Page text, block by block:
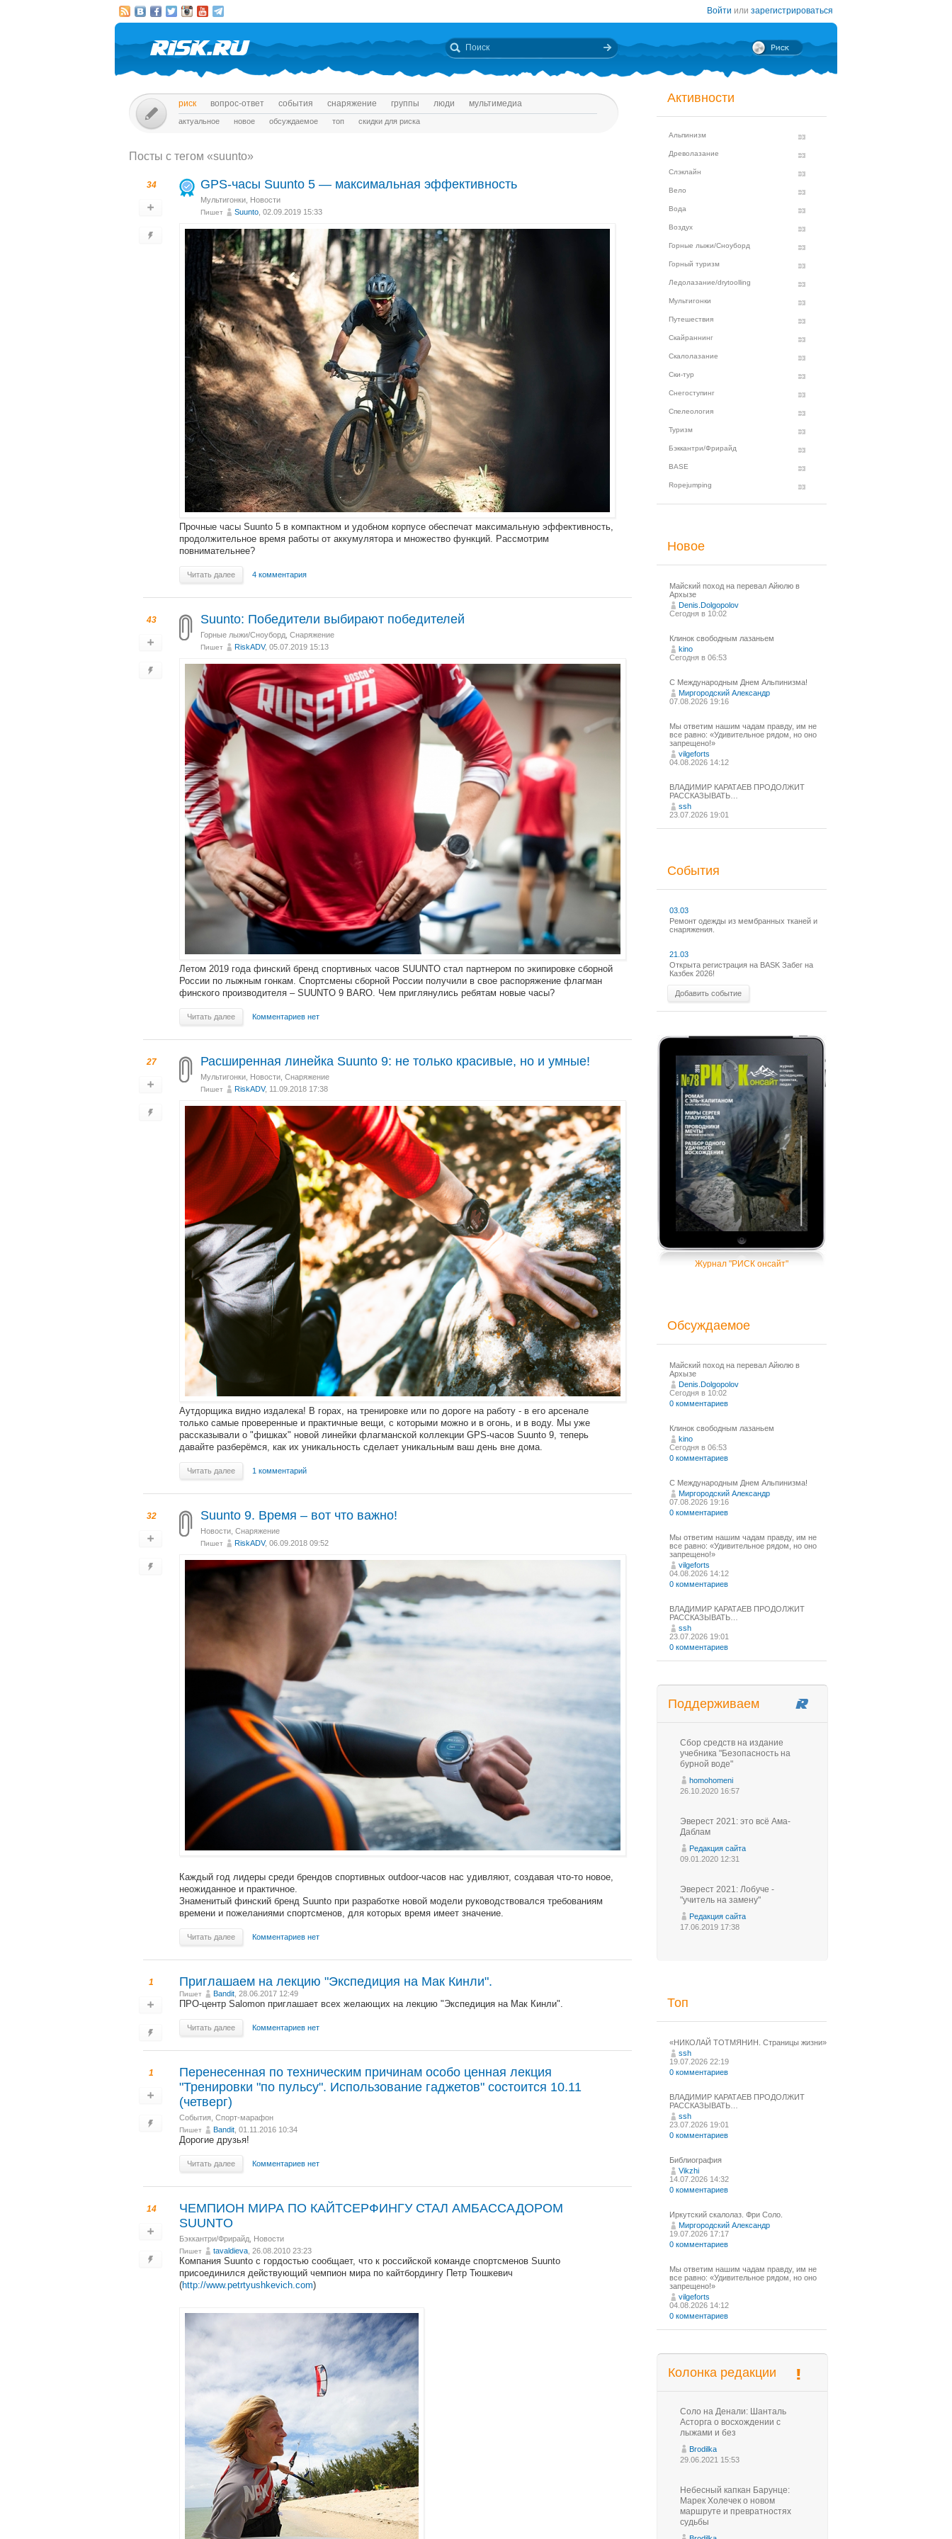
Войти или зарегистрироваться
риск вопрос-ответ события снаряжение группы люди мультимедиа
актуальное новое обсуждаемое топ скидки для риска
Посты c тегом «suunto»
34 GPS-часы Suunto 5 — максимальная эффективность
Мультигонки Новости
Пишет Suunto , 02.09.2019 15:33
Прочные часы Suunto 5 в компактном и удобном корпусе обеспечат максимальную эффективность,
продолжительное время работы от аккумулятора и множество функций. Рассмотрим
повнимательнее?
Читать далее 4 комментария
43 Suunto: Победители выбирают победителей
Горные лыжи/Сноуборд Снаряжение
Пишет RiskADV, 05.07.2019 15:13
Летом 2019 года финский бренд спортивных часов SUUNTO стал партнером по экипировке сборной
России по лыжным гонкам. Спортсмены сборной России получили в свое распоряжение флагман
финского производителя – SUUNTO 9 BARO. Чем приглянулись ребятам новые часы?
Читать далее Комментариев нет
27 Расширенная линейка Suunto 9: не только красивые, но и умные!
Мультигонки Новости Снаряжение
Пишет RiskADV, 11.09.2018 17:38
Аутдорщика видно издалека! В горах, на тренировке или по дороге на работу - в его арсенале
только самые проверенные и практичные вещи, с которыми можно и в огонь, и в воду. Мы уже
рассказывали о "фишках" новой линейки флагманской коллекции GPS-часов Suunto 9, теперь
давайте разберёмся, как их уникальность сделает уникальным ваш день вне дома.
Читать далее 1 комментарий
32 Suunto 9. Время – вот что важно!
Новости Снаряжение
Пишет RiskADV, 06.09.2018 09:52
Каждый год лидеры среди брендов спортивных outdoor-часов нас удивляют, создавая что-то новое,
неожиданное и практичное.
Знаменитый финский бренд Suunto при разработке новой модели руководствовался требованиям
времени и пожеланиями спортсменов, для которых время имеет значение.
Читать далее Комментариев нет
1 Приглашаем на лекцию "Экспедиция на Мак Кинли".
Пишет Bandit, 28.06.2017 12:49
ПРО-центр Salomon приглашает всех желающих на лекцию "Экспедиция на Мак Кинли".
Читать далее Комментариев нет
1
Перенесенная по техническим причинам особо ценная лекция
"Тренировки "по пульсу". Использование гаджетов" состоится 10.11
(четверг)
События, Спорт-марафон
Пишет Bandit, 01.11.2016 10:34
Дорогие друзья!
Читать далее Комментариев нет
14
ЧЕМПИОН МИРА ПО КАЙТСЕРФИНГУ СТАЛ АМБАССАДОРОМ
SUUNTO
Бэккантри/Фрирайд, Новости
Пишет tavaldieva, 26.08.2010 23:23
Компания Suunto с гордостью сообщает, что к российской команде спортсменов Suunto
присоединился действующий чемпион мира по кайтбордингу Петр Тюшкевич
(http://www.petrtyushkevich.com)
Активности
Альпинизм
Древолазание
Слэклайн
Вело
Вода
Воздух
Горные лыжи/Сноуборд
Горный туризм
Ледолазание/drytoolling
Мультигонки
Путешествия
Скайраннинг
Скалолазание
Ски-тур
Снегоступинг
Спелеология
Туризм
Бэккантри/Фрирайд
BASE
Ropejumping
Новое
Майский поход на перевал Айюлю в
Архызе
Denis.Dolgopolov
Сегодня в 10:02
Клинок свободным лазаньем
kino
Сегодня в 06:53
С Международным Днем Альпинизма!⁠
Миргородский Александр
07.08.2026 19:16
Мы ответим нашим чадам правду, им не
все равно: «Удивительное рядом, но оно
запрещено!»
vilgeforts
04.08.2026 14:12
ВЛАДИМИР КАРАТАЕВ ПРОДОЛЖИТ
РАССКАЗЫВАТЬ…
ssh
23.07.2026 19:01
События
03.03
Ремонт одежды из мембранных тканей и
снаряжения.
21.03
Открыта регистрация на BASK Забег на
Казбек 2026!
Добавить событие
Журнал "РИСК онсайт"
Обсуждаемое
Майский поход на перевал Айюлю в
Архызе
Denis.Dolgopolov
Сегодня в 10:02
0 комментариев
Клинок свободным лазаньем
kino
Сегодня в 06:53
0 комментариев
С Международным Днем Альпинизма!⁠
Миргородский Александр
07.08.2026 19:16
0 комментариев
Мы ответим нашим чадам правду, им не
все равно: «Удивительное рядом, но оно
запрещено!»
vilgeforts
04.08.2026 14:12
0 комментариев
ВЛАДИМИР КАРАТАЕВ ПРОДОЛЖИТ
РАССКАЗЫВАТЬ…
ssh
23.07.2026 19:01
0 комментариев
Поддерживаем
Сбор средств на издание
учебника "Безопасность на
бурной воде"
homohomeni
26.10.2020 16:57
Эверест 2021: это всё Ама-
Даблам
Редакция сайта
09.01.2020 12:31
Эверест 2021: Лобуче -
"учитель на замену"
Редакция сайта
17.06.2019 17:38
Топ
«НИКОЛАЙ ТОТМЯНИН. Страницы жизни»
ssh
19.07.2026 22:19
0 комментариев
ВЛАДИМИР КАРАТАЕВ ПРОДОЛЖИТ
РАССКАЗЫВАТЬ…
ssh
23.07.2026 19:01
0 комментариев
Библиография
Vikzhi
14.07.2026 14:32
0 комментариев
Иркутский скалолаз. Фри Соло.
Миргородский Александр
19.07.2026 17:17
0 комментариев
Мы ответим нашим чадам правду, им не
все равно: «Удивительное рядом, но оно
запрещено!»
vilgeforts
04.08.2026 14:12
0 комментариев
Колонка редакции
Соло на Денали: Шанталь
Асторга о восхождении с
лыжами и без
Brodilka
29.06.2021 15:53
Небесный капкан Барунце:
Марек Холечек о новом
маршруте и превратностях
судьбы